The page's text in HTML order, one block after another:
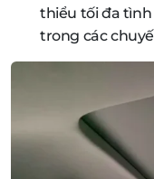
thiểu tối đa
trong các